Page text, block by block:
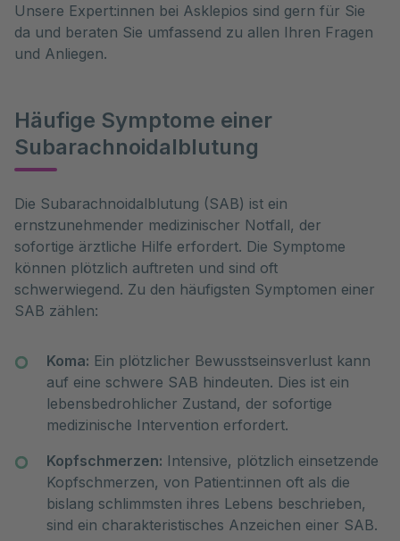
Unsere Expert:innen bei Asklepios sind gern für Sie
da und beraten Sie umfassend zu allen Ihren Fragen
und Anliegen.
Häufige Symptome einer
Subarachnoidalblutung
Die Subarachnoidalblutung (SAB) ist ein
ernstzunehmender medizinischer Notfall, der
sofortige ärztliche Hilfe erfordert. Die Symptome
können plötzlich auftreten und sind oft
schwerwiegend. Zu den häufigsten Symptomen einer
SAB zählen:
Koma: Ein plötzlicher Bewusstseinsverlust kann
auf eine schwere SAB hindeuten. Dies ist ein
lebensbedrohlicher Zustand, der sofortige
medizinische Intervention erfordert.
Kopfschmerzen: Intensive, plötzlich einsetzende
Kopfschmerzen, von Patient:innen oft als die
bislang schlimmsten ihres Lebens beschrieben,
sind ein charakteristisches Anzeichen einer SAB.